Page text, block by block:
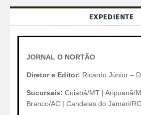
EXPEDIENTE
JORNAL O NORTÃO
Diretor e Editor: Ricardo Júnior –
Sucursais: Cuiabá/MT | Aripuanã/
Branco/AC | Candeias do Jamari/